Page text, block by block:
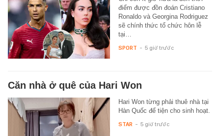
điểm được đồn đoán Cristiano
Ronaldo và Georgina Rodriguez
sẽ chính thức tổ chức hôn lễ
tại…
SPORT - 5 giờ trước
Căn nhà ở quê của Hari Won
Hari Won từng phải thuê nhà tại
Hàn Quốc để tiện cho sinh hoạt.
STAR - 5 giờ trước